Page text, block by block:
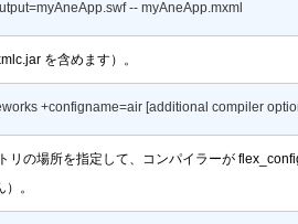
-- myAneApp.mxml
を含めます）。
+configname=air [additional compiler
の場所を指定して、コンパイラーが
。